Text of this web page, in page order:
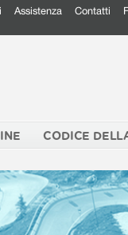
Assistenza Contatti
CODICE